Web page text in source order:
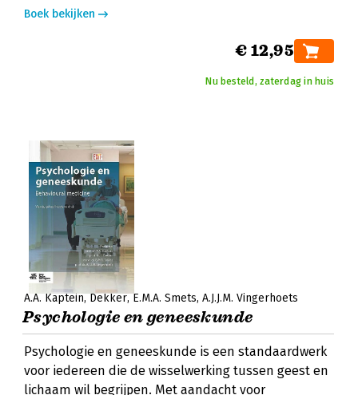
Boek bekijken
€ 12,95
Nu besteld, zaterdag in huis
A.A. Kaptein Dekker E.M.A. Smets A.J.J.M. Vingerhoets
Psychologie en geneeskunde
Psychologie en geneeskunde is een standaardwerk
voor iedereen die de wisselwerking tussen geest en
lichaam wil begrijpen. Met aandacht voor